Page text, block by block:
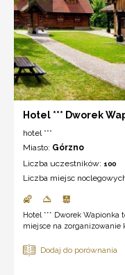
Hotel *** Dworek
hotel ***
Miasto: Górzno
Liczba uczestników: 100
Liczba miejsc
Hotel *** Dworek
miejsce na zorganizowanie